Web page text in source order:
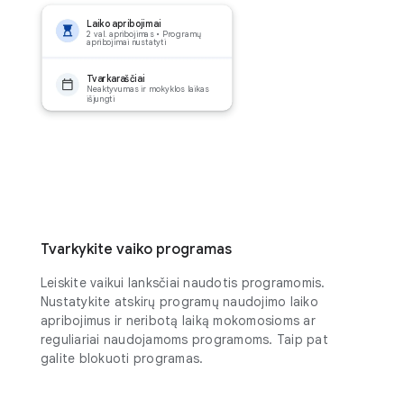
Laiko apribojimai
2 val. apribojimas • Programų
apribojimai nustatyti
Neaktyvumas ir mokyklos laikas
išjungti
Tvarkaraščiai
Tvarkykite vaiko programas
Leiskite vaikui lanksčiai naudotis programomis.
Nustatykite atskirų programų naudojimo laiko
apribojimus ir neribotą laiką mokomosioms ar
reguliariai naudojamoms programoms. Taip pat
galite blokuoti programas.